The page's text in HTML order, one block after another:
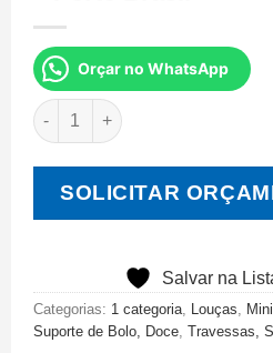
Orçar no WhatsApp
SOLICITAR
Salvar na
Categorias: 1 categoria Louças
Suporte de Bolo, Doce Travessas,